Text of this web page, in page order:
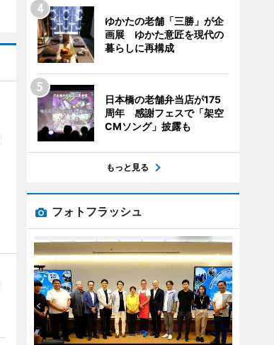
ゆかたの老舗「三勝」が企
画展 ゆかた意匠を現代の
暮らしに再構成
日本橋の老舗弁当店が175
周年 感謝フェスで「架空
CMソング」披露も
もっと見る
フォトフラッシュ